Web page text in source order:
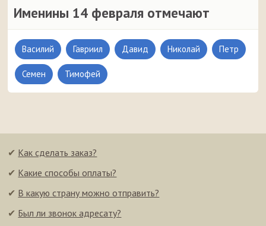
Именины 14 февраля отмечают
Василий Гавриил Давид Николай Петр
Семен Тимофей
✔ Как сделать заказ?
✔ Какие способы оплаты?
✔ В какую страну можно отправить?
✔ Был ли звонок адресату?